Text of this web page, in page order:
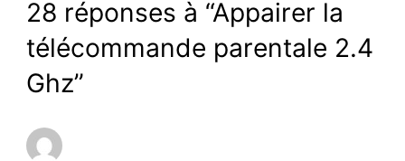
28 réponses à “Appairer la
télécommande parentale 2.4
Ghz”